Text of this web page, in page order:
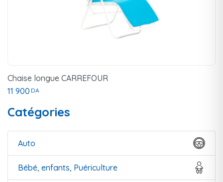
Catégories
Auto
Bébé, enfants, Puériculture
Chaise longue CARREFOUR
11 900 DA